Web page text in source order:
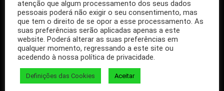
Se ainda não segue a nossa página de Facebook, não espere mais!
Basta clicar no botão Seguir em cima.
Ao seguir a nossa página passa a receber gratuitamente os
nossos artigos no seu Facebook.
Partilhe também a nossa página com todos os seus familiares e
amigos.
atenção que algum processamento dos seus dados
pessoais poderá não exigir o seu consentimento, mas
que tem o direito de se opor a esse processamento. As
suas preferências serão aplicadas apenas a este
website. Poderá alterar as suas preferências em
qualquer momento, regressando a este site ou
acedendo à nossa política de privacidade.
Definições das Cookies Aceitar